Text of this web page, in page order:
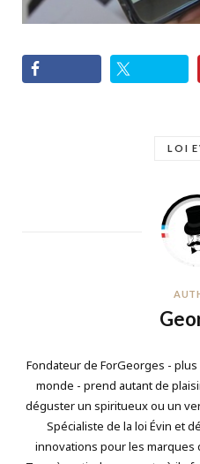
LOI
Fondateur de ForGeorges -
monde - prend autant de
déguster un spiritueux ou un
Spécialiste de la loi Évin et
innovations pour les marques